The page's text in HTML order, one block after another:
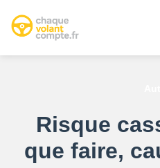
Risque
que faire,